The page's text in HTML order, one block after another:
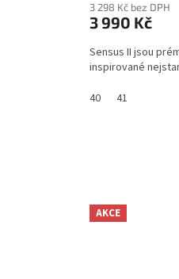
3 298 Kč bez DPH
3 990 Kč
Sensus II jsou
inspirované
40
41
AKCE